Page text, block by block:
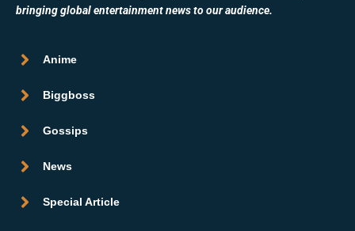
bringing global entertainment news to our audience.
Anime
Biggboss
Gossips
News
Special Article